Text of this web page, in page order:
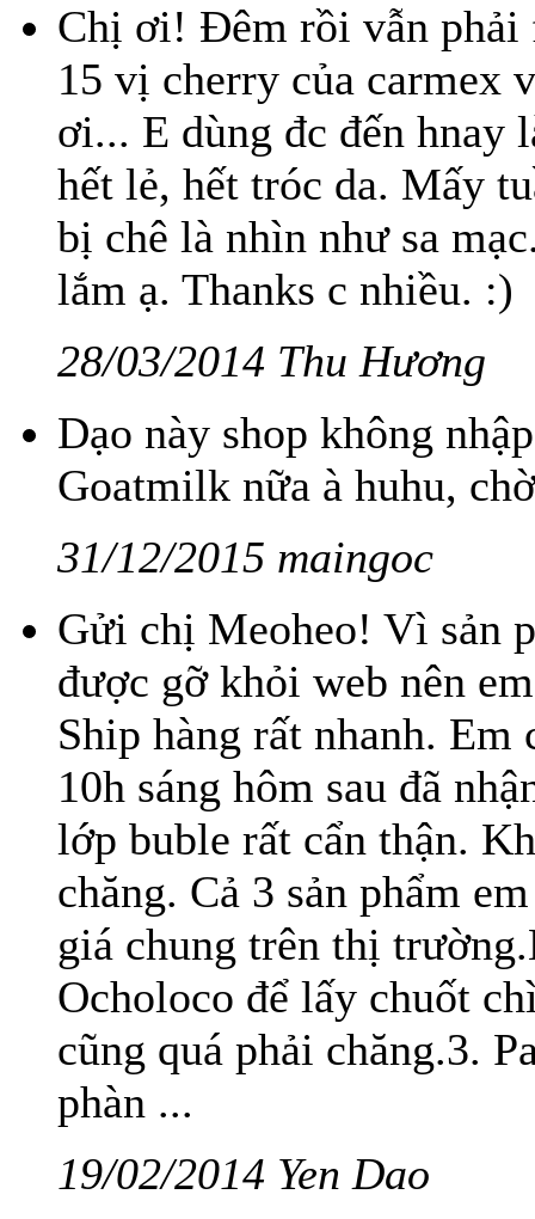
Chị ơi! Đêm rồi vẫn phải
15 vị cherry của carmex
ơi... E dùng đc đến hnay
hết lẻ, hết tróc da. Mấy
bị chê là nhìn như sa
lắm ạ. Thanks c nhiều. :)
28/03/2014 Thu Hương
Dạo này shop không
Goatmilk nữa à huhu,
31/12/2015 maingoc
Gửi chị Meoheo! Vì sản
được gỡ khỏi web nên
Ship hàng rất nhanh.
10h sáng hôm sau đã
lớp buble rất cẩn thận.
chăng. Cả 3 sản phẩm
giá chung trên thị
Ocholoco để lấy chuốt
cũng quá phải chăng.3.
phàn ...
19/02/2014 Yen Dao